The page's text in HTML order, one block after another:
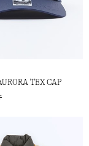
TEX CAP